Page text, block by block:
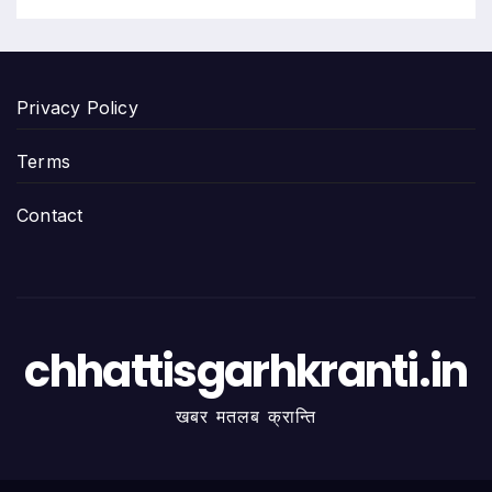
Privacy Policy
Terms
Contact
chhattisgarhkranti.in
खबर मतलब क्रान्ति